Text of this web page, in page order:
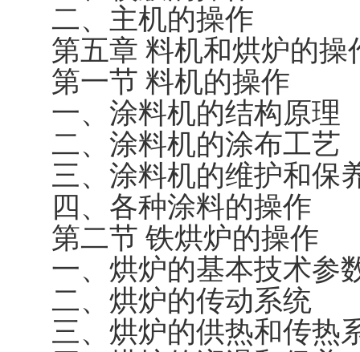
二、主机的操作
第五章 料机和烘炉的操
第一节 料机的操作
一、涂料机的结构原理
二、涂料机的涂布工艺
三、涂料机的维护和保
四、各种涂料的操作
第二节 铁烘炉的操作
一、烘炉的基本技术参
二、烘炉的传动系统
三、烘炉的供热和传热